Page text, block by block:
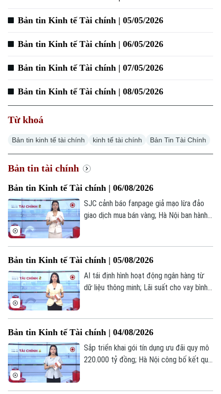
Bản tin Kinh tế Tài chính | 05/05/2026
Bản tin Kinh tế Tài chính | 06/05/2026
Bản tin Kinh tế Tài chính | 07/05/2026
Bản tin Kinh tế Tài chính | 08/05/2026
Từ khoá
Bản tin kinh tế tài chính kinh tế tài chính Bản Tin Tài Chính
Bản tin tài chính
Bản tin Kinh tế Tài chính | 06/08/2026
SJC cảnh báo fanpage giả mạo lừa đảo
giao dịch mua bán vàng; Hà Nội ban hành
đáng chú ý trong bản tin hôm nay.
Bản tin Kinh tế Tài chính | 05/08/2026
AI tái định hình hoạt động ngân hàng từ
dữ liệu thông minh; Lãi suất cho vay bình
chú ý trong bản tin hôm nay.
Bản tin Kinh tế Tài chính | 04/08/2026
Sắp triển khai gói tín dụng ưu đãi quy mô
220.000 tỷ đồng; Hà Nội công bố kết quả